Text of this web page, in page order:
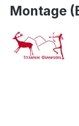
Montage